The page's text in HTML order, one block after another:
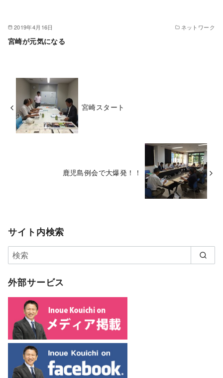
2019年4月16日 ネットワーク
宮崎が元気になる
宮崎スタート
鹿児島例会で大爆発！！
サイト内検索
外部サービス